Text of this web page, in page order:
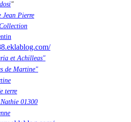
"
Jean Pierre
et Achilleas"
de Martine"
terre
01300